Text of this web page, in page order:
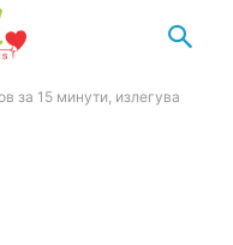
за 15 минути, излегува